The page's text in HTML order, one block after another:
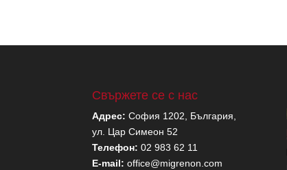
Свържете се с нас
Адрес: София 1202, България,
ул. Цар Симеон 52
Телефон: 02 983 62 11
E-mail: office@migrenon.com